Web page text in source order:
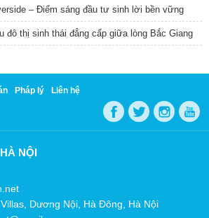
– Điểm sáng đầu tư sinh lời bền vững
đô thị sinh thái đẳng cấp giữa lòng Bắc Giang
Pháp lý Liên hệ
NỘI
Dương Nội, Hà Đông, Hà Nội